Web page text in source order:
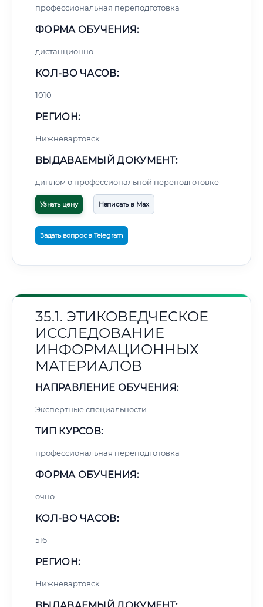
профессиональная переподготовка
ФОРМА ОБУЧЕНИЯ:
дистанционно
КОЛ-ВО ЧАСОВ:
1010
РЕГИОН:
Нижневартовск
ВЫДАВАЕМЫЙ ДОКУМЕНТ:
диплом о профессиональной переподготовке
Узнать цену Написать в Max
Задать вопрос в Telegram
35.1. ЭТИКОВЕДЧЕСКОЕ
ИССЛЕДОВАНИЕ
ИНФОРМАЦИОННЫХ
МАТЕРИАЛОВ
НАПРАВЛЕНИЕ ОБУЧЕНИЯ:
Экспертные специальности
ТИП КУРСОВ:
профессиональная переподготовка
ФОРМА ОБУЧЕНИЯ:
очно
КОЛ-ВО ЧАСОВ:
516
РЕГИОН:
Нижневартовск